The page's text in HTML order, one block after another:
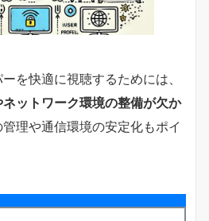
を快適に視聴するためには、
ットワーク環境の整備が欠か
理や通信環境の安定化もポイ